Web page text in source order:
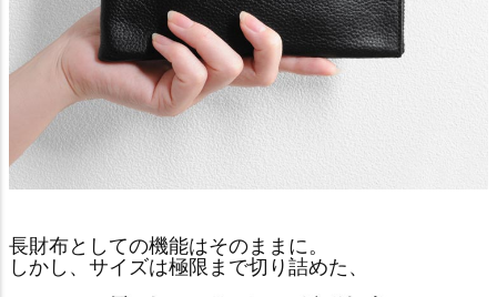
長財布としての機能はそのままに。
しかし、サイズは極限まで切り詰めた、